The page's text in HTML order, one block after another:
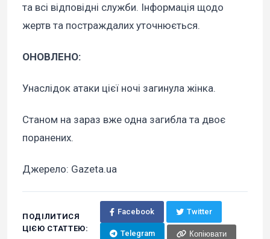
та всі відповідні служби. Інформація щодо
жертв та постраждалих уточнюється.
ОНОВЛЕНО:
Унаслідок атаки цієї ночі загинула жінка.
Станом на зараз вже одна загибла та двоє
поранених.
Джерело: Gazeta.ua
ПОДІЛИТИСЯ
ЦІЄЮ СТАТТЕЮ:
Facebook Twitter
Telegram Копіювати